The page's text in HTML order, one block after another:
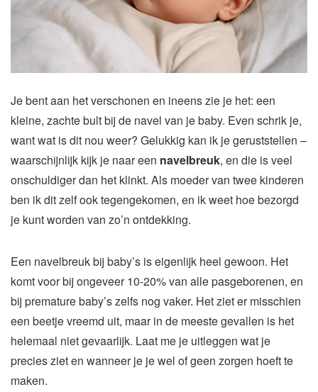
Je bent aan het verschonen en ineens zie je het: een
kleine, zachte bult bij de navel van je baby. Even schrik je,
want wat is dit nou weer? Gelukkig kan ik je geruststellen –
waarschijnlijk kijk je naar een navelbreuk, en die is veel
onschuldiger dan het klinkt. Als moeder van twee kinderen
ben ik dit zelf ook tegengekomen, en ik weet hoe bezorgd
je kunt worden van zo’n ontdekking.
Een navelbreuk bij baby’s is eigenlijk heel gewoon. Het
komt voor bij ongeveer 10-20% van alle pasgeborenen, en
bij premature baby’s zelfs nog vaker. Het ziet er misschien
een beetje vreemd uit, maar in de meeste gevallen is het
helemaal niet gevaarlijk. Laat me je uitleggen wat je
precies ziet en wanneer je je wel of geen zorgen hoeft te
maken.